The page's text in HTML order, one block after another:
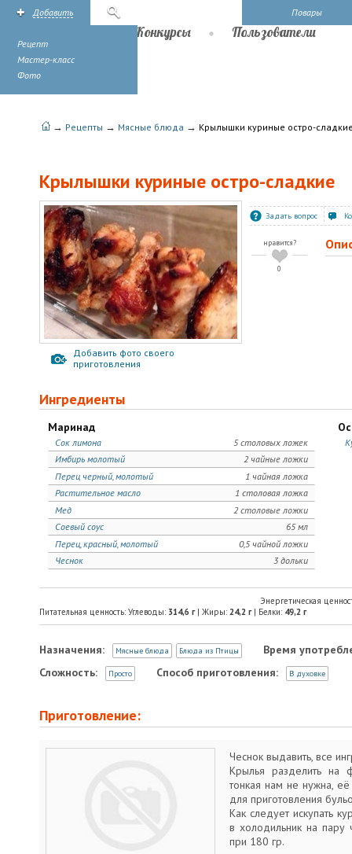
Повары
Добавить
Рецепт
Мастер-класс
Фото
Конкурсы Пользователи
→ Рецепты → Мясные блюда → Крылышки куриные остро-
Крылышки куриные остро-сладкие
Добавить фото своего
приготовления
Задать вопрос
нравится?
0
Ингредиенты
Маринад
5 столовых ложек
Сок лимона
2 чайные ложки
Имбирь молотый
1 чайная ложка
Перец черный, молотый
1 столовая ложка
Растительное масло
2 столовые ложки
Мед
65 мл
Соевый соус
0,5 чайной ложки
Перец, красный, молотый
3 дольки
Чеснок
Энергетическая
Питательная ценность: Углеводы: 314,6 г| Жиры: 24,2 г| Белки: 49,2 г
Назначения: Мясные блюда Блюда из Птицы
Время
Сложность:
Просто Способ приготовления: В духовке
Приготовление:
Чеснок выдавить, все
Крылья разделить на
тонкая нам не нужна,
для приготовления
Как следует искупать
в холодильник на пару
при 180 гр.